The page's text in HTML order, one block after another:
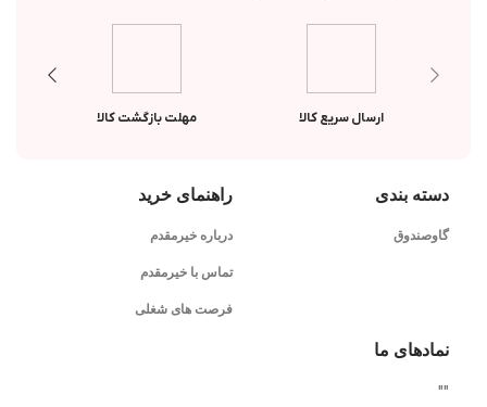
ارسال سریع کالا مهلت بازگشت کالا
دسته بندی
گاوصندوق
راهنمای خرید
درباره خیرمقدم
تماس با خیرمقدم
فرصت های شغلی
نمادهای ما
"
"